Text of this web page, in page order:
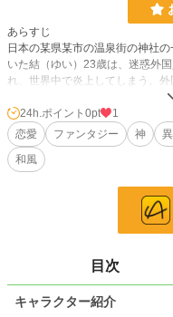
あらすじ
日本の某県某市の温泉街の神社
いた結（ゆい）23歳は、迷惑外
れ、世界中で炎上してしまう。
たちによって暴行され、自殺に
その行為は大昔の蛇神様に生贄
して捧げられてしまう。
生贄となった結は蛇神様シロに
優しく迎え入れ、結を労わってく
※表紙の画像を作成する際使わせ
・背景イラスト:（C)みにくる/
・使ったソフト:クリップスタジオ
24h.ポイント 0pt
1
恋愛
ファンタジー 神
和風
目次
キャラクター紹介